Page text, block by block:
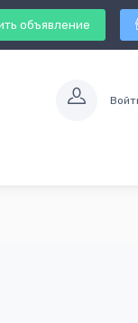
объявление